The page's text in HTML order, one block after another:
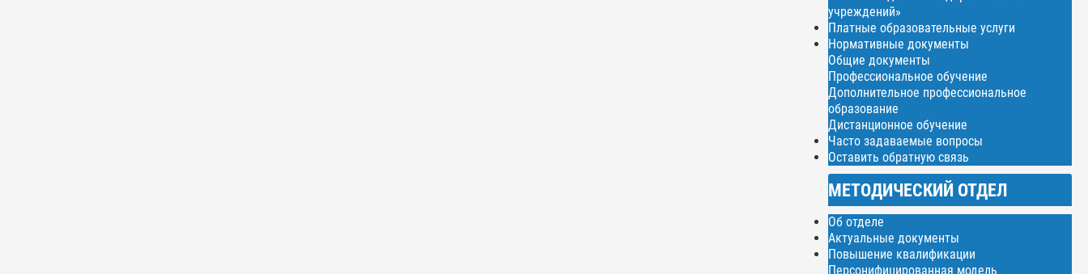
учреждений»
Платные образовательные услуги
Нормативные документы
Общие документы
Профессиональное обучение
Дополнительное профессиональное
образование
Дистанционное обучение
Часто задаваемые вопросы
Оставить обратную связь
МЕТОДИЧЕСКИЙ ОТДЕЛ
Об отделе
Актуальные документы
Повышение квалификации
Персонифицированная модель